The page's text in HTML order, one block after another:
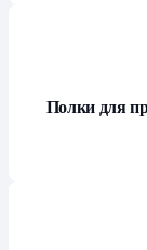
Полки для